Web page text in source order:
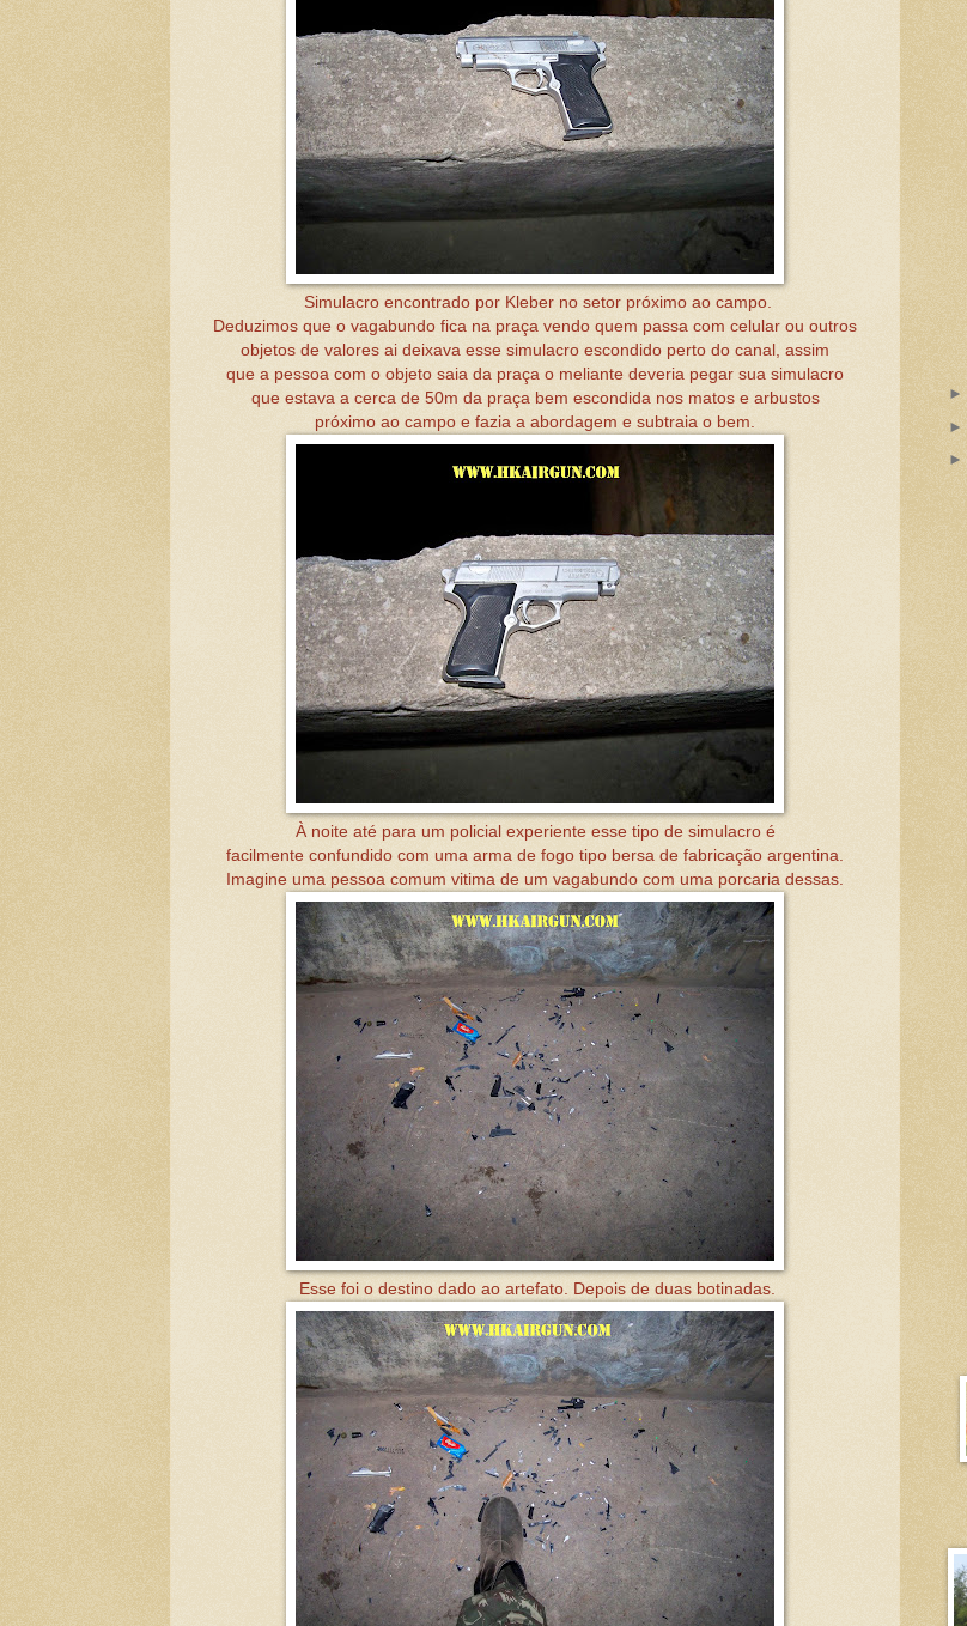
Simulacro encontrado por Kleber no setor próximo ao campo.
Deduzimos que o vagabundo fica na praça vendo quem passa com celular ou outros
objetos de valores ai deixava esse simulacro escondido perto do canal, assim
que a pessoa com o objeto saia da praça o meliante deveria pegar sua simulacro
que estava a cerca de 50m da praça bem escondida nos matos e arbustos
próximo ao campo e fazia a abordagem e subtraia o bem.
À noite até para um policial experiente esse tipo de simulacro é
facilmente confundido com uma arma de fogo tipo bersa de fabricação argentina.
Imagine uma pessoa comum vitima de um vagabundo com uma porcaria dessas.
Esse foi o destino dado ao artefato. Depois de duas botinadas.
►
►
►